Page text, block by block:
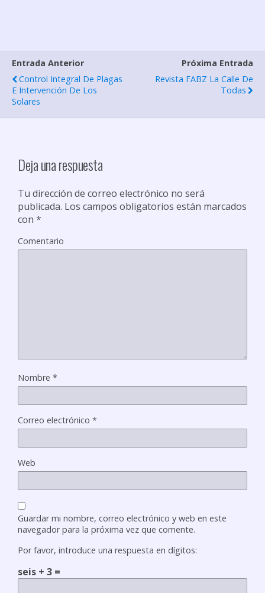
p
a
Entrada Anterior
Control Integral De Plagas
E Intervención De Los
Solares
Próxima Entrada
Revista FABZ La Calle De
Todas
Deja una respuesta
Tu dirección de correo electrónico no será
publicada. Los campos obligatorios están marcados
con *
Comentario
Nombre *
Correo electrónico *
Web
Guardar mi nombre, correo electrónico y web en este
navegador para la próxima vez que comente.
Por favor, introduce una respuesta en dígitos:
seis + 3 =